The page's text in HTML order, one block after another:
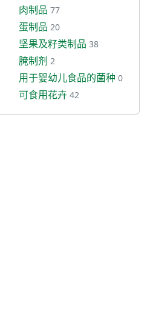
肉制品 77
蛋制品 20
坚果及籽类制品 38
腌制剂 2
用于婴幼儿食品的菌种 0
可食用花卉 42